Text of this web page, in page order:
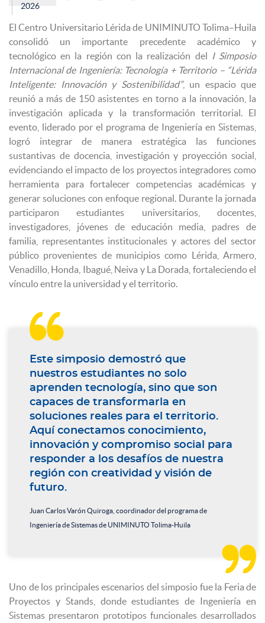
2026
El Centro Universitario Lérida de UNIMINUTO Tolima–Huila
consolidó un importante precedente académico y
tecnológico en la región con la realización del I Simposio
Internacional de Ingeniería: Tecnología + Territorio – “Lérida
Inteligente: Innovación y Sostenibilidad”, un espacio que
reunió a más de 150 asistentes en torno a la innovación, la
investigación aplicada y la transformación territorial. El
evento, liderado por el programa de Ingeniería en Sistemas,
logró integrar de manera estratégica las funciones
sustantivas de docencia, investigación y proyección social,
evidenciando el impacto de los proyectos integradores como
herramienta para fortalecer competencias académicas y
generar soluciones con enfoque regional. Durante la jornada
participaron estudiantes universitarios, docentes,
investigadores, jóvenes de educación media, padres de
familia, representantes institucionales y actores del sector
público provenientes de municipios como Lérida, Armero,
Venadillo, Honda, Ibagué, Neiva y La Dorada, fortaleciendo el
vínculo entre la universidad y el territorio.

Este simposio demostró que
nuestros estudiantes no solo
aprenden tecnología, sino que son
capaces de transformarla en
soluciones reales para el territorio.
Aquí conectamos conocimiento,
innovación y compromiso social para
responder a los desafíos de nuestra
región con creatividad y visión de
futuro.
Juan Carlos Varón Quiroga, coordinador del programa de
Ingeniería de Sistemas de UNIMINUTO Tolima-Huila

Uno de los principales escenarios del simposio fue la Feria de
Proyectos y Stands, donde estudiantes de Ingeniería en
Sistemas presentaron prototipos funcionales desarrollados